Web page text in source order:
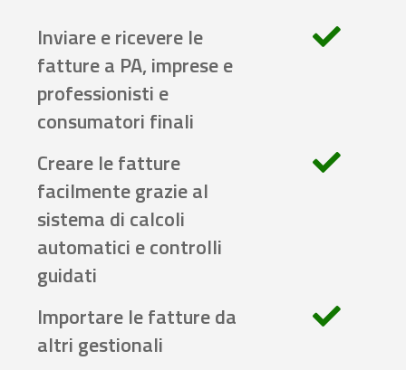
Inviare e ricevere le
fatture a PA, imprese e
professionisti e
consumatori finali
Creare le fatture
facilmente grazie al
sistema di calcoli
automatici e controlli
guidati
Importare le fatture da
altri gestionali